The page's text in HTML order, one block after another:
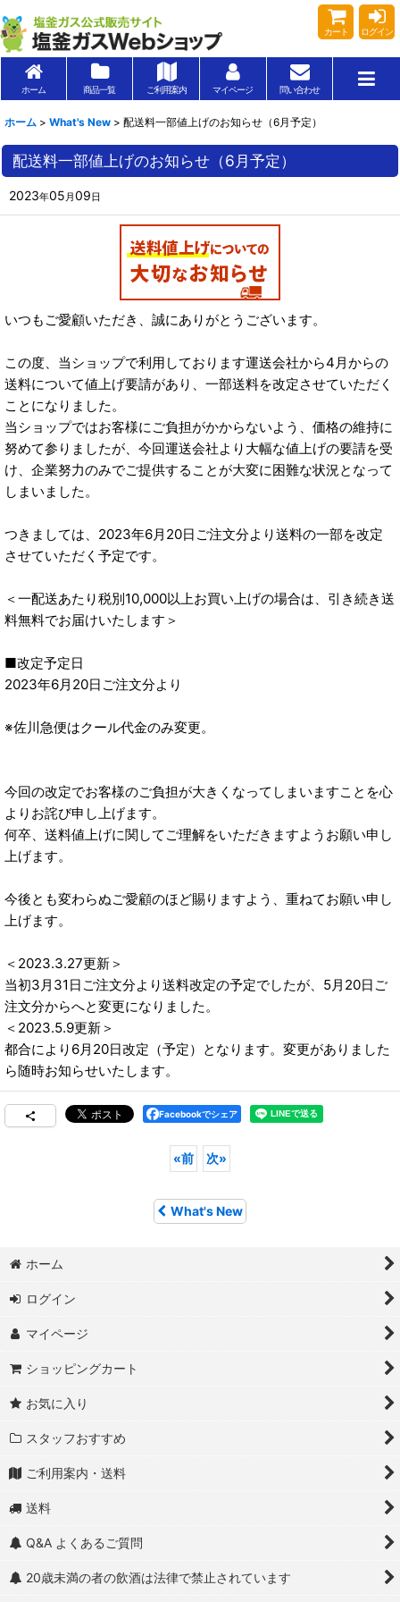
カート ログイン
ホーム 商品一覧 ご利用案内 マイページ 問い合わせ
ホーム > What's New > 配送料一部値上げのお知らせ（6月予定）
配送料一部値上げのお知らせ（6月予定）
2023年05 月09日
いつもご愛顧いただき、誠にありがとうございます。
この度、当ショップで利用しております運送会社から4月からの
送料について値上げ要請があり、一部送料を改定させていただく
ことになりました。
当ショップではお客様にご負担がかからないよう、価格の維持に
努めて参りましたが、今回運送会社より大幅な値上げの要請を受
け、企業努力のみでご提供することが大変に困難な状況となって
しまいました。
つきましては、2023年6月20日ご注文分より送料の一部を改定
させていただく予定です。
＜一配送あたり税別10,000以上お買い上げの場合は、引き続き送
料無料でお届けいたします＞
■改定予定日
2023年6月20日ご注文分より
※佐川急便はクール代金のみ変更。
今回の改定でお客様のご負担が大きくなってしまいますことを心
よりお詫び申し上げます。
何卒、送料値上げに関してご理解をいただきますようお願い申し
上げます。
今後とも変わらぬご愛顧のほど賜りますよう、重ねてお願い申し
上げます。
＜2023.3.27更新＞
当初3月31日ご注文分より送料改定の予定でしたが、5月20日ご
注文分からへと変更になりました。
＜2023.5.9更新＞
都合により6月20日改定（予定）となります。変更がありました
ら随時お知らせいたします。
Facebookでシェア
«前 次»
What's New
ホーム
ログイン
マイページ
ショッピングカート
お気に入り
スタッフおすすめ
ご利用案内・送料
送料
Q&A よくあるご質問
20歳未満の者の飲酒は法律で禁止されています